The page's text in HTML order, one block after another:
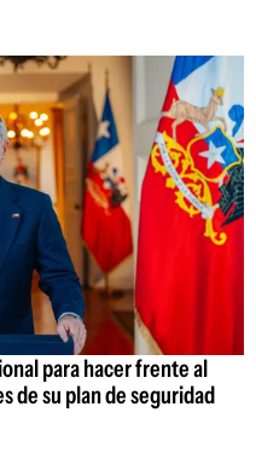
para hacer frente al
de su plan de seguridad